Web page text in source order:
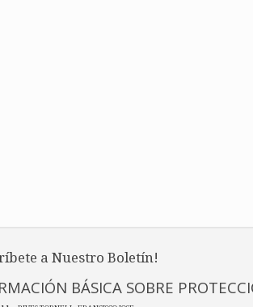
a Nuestro Boletín!
BÁSICA SOBRE